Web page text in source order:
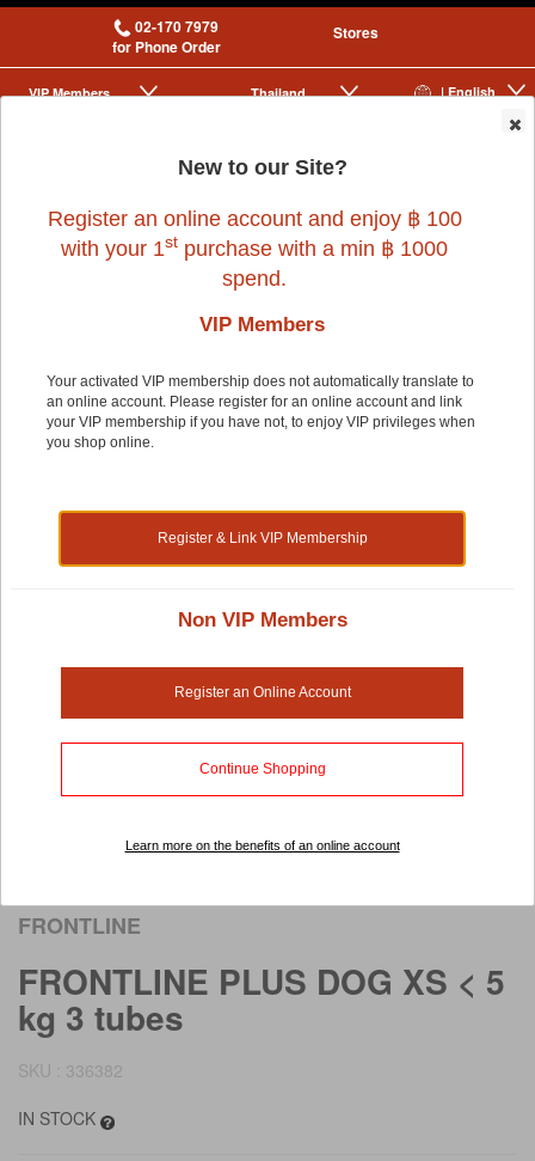
02-170 7979
for Phone Order
Stores
| English
Thailand
VIP Membership
|
FRONTLINE
FRONTLINE PLUS DOG XS < 5
kg 3 tubes
SKU : 336382
IN STOCK
New to our Site?
Register an online account and enjoy ฿ 100
with your 1st purchase with a min ฿ 1000
spend.
VIP Members
Your activated VIP membership does not automatically translate to
an online account. Please register for an online account and link
your VIP membership if you have not, to enjoy VIP privileges when
you shop online.
Register & Link VIP Membership
Non VIP Members
Register an Online Account
Continue Shopping
Learn more on the benefits of an online account